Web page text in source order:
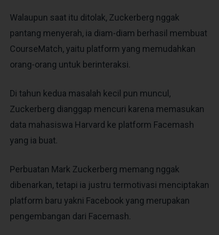
Walaupun saat itu ditolak, Zuckerberg nggak
pantang menyerah, ia diam-diam berhasil membuat
CourseMatch, yaitu platform yang memudahkan
orang-orang untuk berinteraksi.
Di tahun kedua masalah kecil pun muncul,
Zuckerberg dianggap mencuri karena memasukan
data mahasiswa Harvard ke platform Facemash
yang ia buat.
Perbuatan Mark Zuckerberg memang nggak
dibenarkan, tetapi ia justru termotivasi menciptakan
platform baru yakni Facebook yang merupakan
pengembangan dari Facemash.